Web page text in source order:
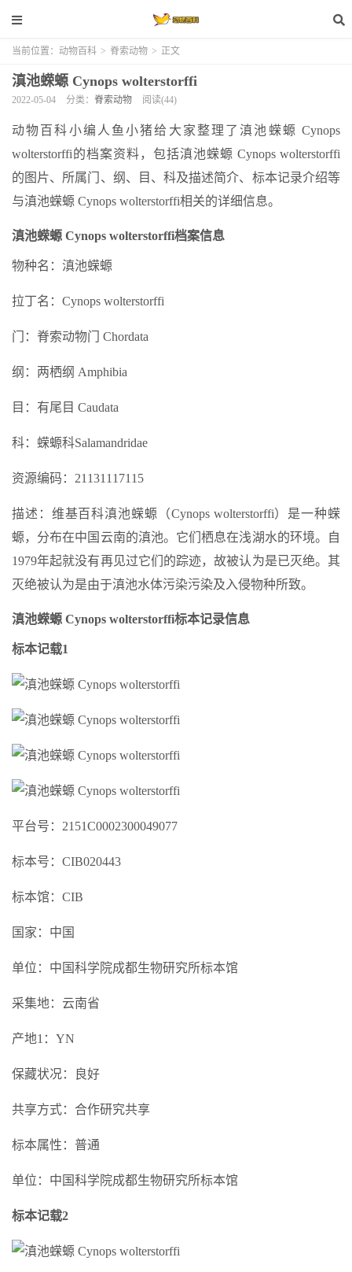
当前位置： 动物百科 > 脊索动物 > 正文
滇池蝾螈 Cynops wolterstorffi
2022-05-04 分类： 脊索动物 阅读(44)
动物百科小编人鱼小猪给大家整理了滇池蝾螈 Cynops
wolterstorffi的档案资料，包括滇池蝾螈 Cynops wolterstorffi
的图片、所属门、纲、目、科及描述简介、标本记录介绍等
与滇池蝾螈 Cynops wolterstorffi相关的详细信息。
滇池蝾螈 Cynops wolterstorffi档案信息
物种名：滇池蝾螈
拉丁名：Cynops wolterstorffi
门：脊索动物门 Chordata
纲：两栖纲 Amphibia
目：有尾目 Caudata
科：蝾螈科Salamandridae
资源编码：21131117115
描述：维基百科滇池蝾螈（Cynops wolterstorffi）是一种蝾
螈，分布在中国云南的滇池。它们栖息在浅湖水的环境。自
1979年起就没有再见过它们的踪迹，故被认为是已灭绝。其
灭绝被认为是由于滇池水体污染污染及入侵物种所致。
滇池蝾螈 Cynops wolterstorffi标本记录信息
标本记载1
平台号：2151C0002300049077
标本号：CIB020443
标本馆：CIB
国家：中国
单位：中国科学院成都生物研究所标本馆
采集地：云南省
产地1：YN
保藏状况：良好
共享方式：合作研究共享
标本属性：普通
单位：中国科学院成都生物研究所标本馆
标本记载2